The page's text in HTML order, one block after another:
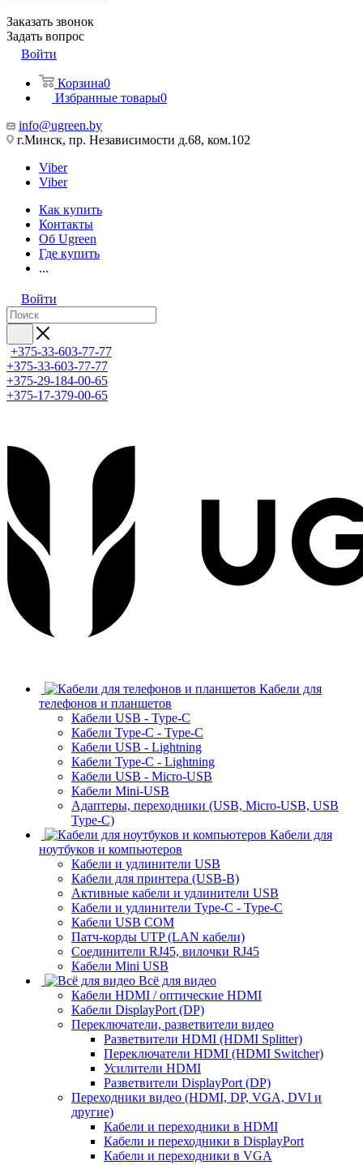
Заказать звонок
Задать вопрос
Войти
Корзина0
Избранные товары0
info@ugreen.by
г.Минск, пр. Независимости д.68, ком.102
Viber
Viber
Как купить
Контакты
Об Ugreen
Где купить
...
Войти
+375-33-603-77-77
+375-33-603-77-77
+375-29-184-00-65
+375-17-379-00-65
Кабели для
телефонов и планшетов
Кабели USB - Type-C
Кабели Type-C - Type-C
Кабели USB - Lightning
Кабели Type-C - Lightning
Кабели USB - Micro-USB
Кабели Mini-USB
Адаптеры, переходники (USB, Micro-USB, USB
Type-C)
Кабели для
ноутбуков и компьютеров
Кабели и удлинители USB
Кабели для принтера (USB-B)
Активные кабели и удлинители USB
Кабели и удлинители Type-C - Type-C
Кабели USB COM
Патч-корды UTP (LAN кабели)
Соединители RJ45, вилочки RJ45
Кабели Mini USB
Всё для видео
Кабели HDMI / оптические HDMI
Кабели DisplayPort (DP)
Переключатели, разветвители видео
Разветвители HDMI (HDMI Splitter)
Переключатели HDMI (HDMI Switcher)
Усилители HDMI
Разветвители DisplayPort (DP)
Переходники видео (HDMI, DP, VGA, DVI и
другие)
Кабели и переходники в HDMI
Кабели и переходники в DisplayPort
Кабели и переходники в VGA